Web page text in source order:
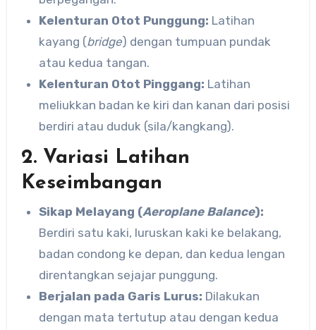
Kelenturan Otot Punggung: Latihan
kayang (bridge) dengan tumpuan pundak
atau kedua tangan.
Kelenturan Otot Pinggang: Latihan
meliukkan badan ke kiri dan kanan dari posisi
berdiri atau duduk (sila/kangkang).
2. Variasi Latihan
Keseimbangan
Sikap Melayang (Aeroplane Balance):
Berdiri satu kaki, luruskan kaki ke belakang,
badan condong ke depan, dan kedua lengan
direntangkan sejajar punggung.
Berjalan pada Garis Lurus: Dilakukan
dengan mata tertutup atau dengan kedua